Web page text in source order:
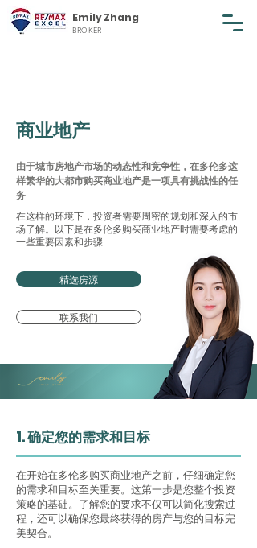
Emily Zhang
BROKER
商业地产
由于城市房地产市场的动态性和竞争性，在多伦多这
样繁华的大都市购买商业地产是一项具有挑战性的任
务
在这样的环境下，投资者需要周密的规划和深入的市
场了解。以下是在多伦多购买商业地产时需要考虑的
一些重要因素和步骤
精选房源
联系我们
1. 确定您的需求和目标
在开始在多伦多购买商业地产之前，仔细确定您
的需求和目标至关重要。这第一步是您整个投资
策略的基础。了解您的要求不仅可以简化搜索过
程，还可以确保您最终获得的房产与您的目标完
美契合。